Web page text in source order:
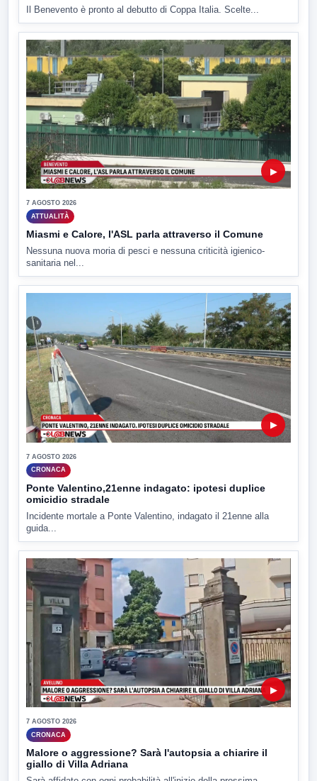
Il Benevento è pronto al debutto di Coppa Italia. Scelte...
▶
7 AGOSTO 2026
ATTUALITÀ
Miasmi e Calore, l'ASL parla attraverso il Comune
Nessuna nuova moria di pesci e nessuna criticità igienico-
sanitaria nel...
▶
7 AGOSTO 2026
CRONACA
Ponte Valentino,21enne indagato: ipotesi duplice
omicidio stradale
Incidente mortale a Ponte Valentino, indagato il 21enne alla
guida...
▶
7 AGOSTO 2026
CRONACA
Malore o aggressione? Sarà l'autopsia a chiarire il
giallo di Villa Adriana